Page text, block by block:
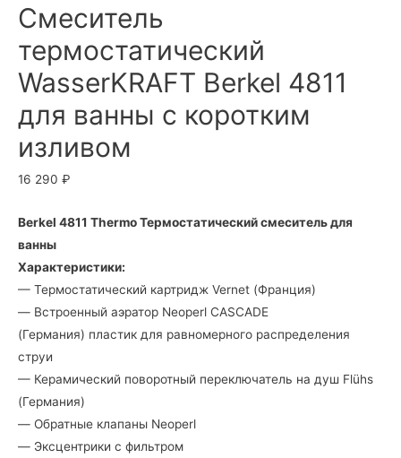
Смеситель
термостатический
WasserKRAFT Berkel 4811
для ванны с коротким
изливом
16 290 ₽
Berkel 4811 Thermo Термостатический смеситель для
ванны
Характеристики:
— Термостатический картридж Vernet (Франция)
— Встроенный аэратор Neoperl CASCADE
(Германия) пластик для равномерного распределения
струи
— Керамический поворотный переключатель на душ Flühs
(Германия)
— Обратные клапаны Neoperl
— Эксцентрики с фильтром